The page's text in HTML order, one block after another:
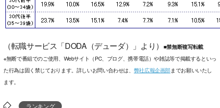
（転職サービス「DODA（デューダ）」より） ■禁無断複写転載
※無断で番組でのご使用、Webサイト（PC、ブログ、携帯電話）や雑誌等で掲載するといっ
た行為は固く禁じております。詳しいお問い合わせは、 弊社広報企画部までお願いいたし
ます。
ランキング